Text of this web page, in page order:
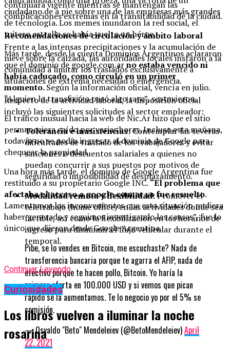
ciudadano de a pie sobre una de las empresas más grandes
de tecnología. Los memes inundaron la red social, el
tuitero estrella se había vuelto un héroe.
Más tarde, desde la cuenta Dominios Argentinos aclararon
que el dominio de google.com.arno estaba vencido ni
había caducado, como circuló en un primer
momento.Según la información oficial, vencía en julio.
“Alguien lo transfirió o pasó algo raro”, sostuvieron.
El tráfico inusual hacia la web de Nic.Ar hizo que el sitio
permaneciera caído por varias horas. Incluso esta mañana,
todavía no se podía ingresar al dominio de Google para
chequear la propiedad.
Una hora más tarde, el dominio de Google Argentina fue
restituido a su propietario Google INC.“El problema que
afectaba el acceso a google.com.ar ya fue resuelto.
Lamentamos los inconvenientes que esta situación pudiera
haber generado y seguimos investigando las causas”, fue lo
único que dijeron desde Google Argentina.
Pibe, se lo vendes en Bitcoin, me escuchaste? Nada de
transferencia bancaria porque te agarra el AFIP, nada de
efectivo porque te hacen pollo, Bitcoin. Yo haría la
primera oferta en 100.000 USD y si vemos que pican
rápido se la aumentamos. Te lo negocio yo por el 5% se
comisión.
— Osvaldo "Beto" Mendeleiev (@BetoMendeIeiev)April
22, 2021
continuará vigente mientras se mantengan las
complicaciones extremas en la transitabilidad de la ciudad.
Recomendaciones de circulación y ámbito laboral
Frente a las intensas precipitaciones y la acumulación de
nieve sobre la calzada, las autoridades locales instaron a la
comunidad a limitar los traslados exclusivamente a
situaciones de extrema necesidad o emergencia.
Respecto de la actividad laboral, la disposición oficial
incluyó las siguientes solicitudes al sector empleador:
Tolerancia e inasistencias:Contemplar las severas
dificultades de traslado de los trabajadores y evitar
sanciones o descuentos salariales a quienes no
puedan concurrir a sus puestos por motivos de
seguridad o imposibilidad de desplazamiento.
Modalidad remota y flexibilidad:Promover el
teletrabajo (home office) en las actividades donde sea
factible, así como la flexibilización en los horarios de
ingreso para disminuir el flujo vehicular durante el
temporal.
Continuar Leyendo
Curiosidades
Los libros vuelven a iluminar la noche
rosarina